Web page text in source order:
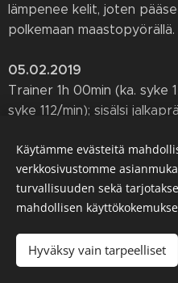
lämpenee kelit, joten
polkemaan maastopyörällä.
05.02.2019
Trainer 1h 00min (ka. syke
syke 112/min); sisälsi
Crosstrainer 30min (ka.
Koko harjoitus = 2h 01min.
Oli hyvä kahden tunnin
04.02.2019
Lepo.
Käytämme evästeitä
verkkosivustomme
turvallisuuden sekä
mahdollisen
Hyväksy vain tarpeelliset